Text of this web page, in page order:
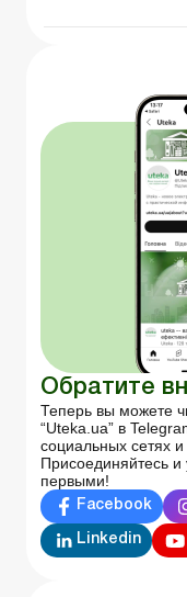
Обратите
Теперь вы можете
“Uteka.ua” в
социальных сетях
Присоединяйтесь
первыми!
Facebook
Linkedin